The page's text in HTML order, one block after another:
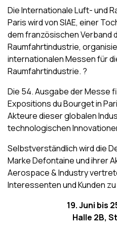
Die Internationale Luft- und
Paris wird von SIAE, einer
dem französischen Verband
Raumfahrtindustrie,
internationalen Messen für
Raumfahrtindustrie. ?
Die 54. Ausgabe der Messe
Expositions du Bourget in
Akteure dieser globalen
technologischen
Selbstverständlich wird die
Marke Defontaine und ihrer
Aerospace & Industry
Interessenten und Kunden
19. Juni bis
Halle 2B,